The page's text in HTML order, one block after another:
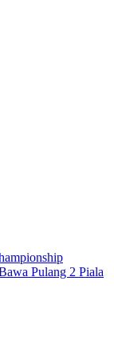
Pulang 2 Piala